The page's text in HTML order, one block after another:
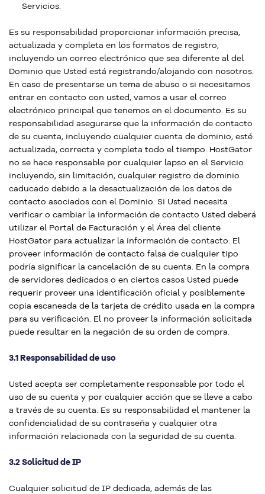
Servicios.
Es su responsabilidad proporcionar información precisa,
actualizada y completa en los formatos de registro,
incluyendo un correo electrónico que sea diferente al del
Dominio que Usted está registrando/alojando con nosotros.
En caso de presentarse un tema de abuso o si necesitamos
entrar en contacto con usted, vamos a usar el correo
electrónico principal que tenemos en el documento. Es su
responsabilidad asegurarse que la información de contacto
de su cuenta, incluyendo cualquier cuenta de dominio, esté
actualizada, correcta y completa todo el tiempo. HostGator
no se hace responsable por cualquier lapso en el Servicio
incluyendo, sin limitación, cualquier registro de dominio
caducado debido a la desactualización de los datos de
contacto asociados con el Dominio. Si Usted necesita
verificar o cambiar la información de contacto Usted deberá
utilizar el Portal de Facturación y el Área del cliente
HostGator para actualizar la información de contacto. El
proveer información de contacto falsa de cualquier tipo
podría significar la cancelación de su cuenta. En la compra
de servidores dedicados o en ciertos casos Usted puede
requerir proveer una identificación oficial y posiblemente
copia escaneada de la tarjeta de crédito usada en la compra
para su verificación. El no proveer la información solicitada
puede resultar en la negación de su orden de compra.
3.1 Responsabilidad de uso
Usted acepta ser completamente responsable por todo el
uso de su cuenta y por cualquier acción que se lleve a cabo
a través de su cuenta. Es su responsabilidad el mantener la
confidencialidad de su contraseña y cualquier otra
información relacionada con la seguridad de su cuenta.
3.2 Solicitud de IP
Cualquier solicitud de IP dedicada, además de las